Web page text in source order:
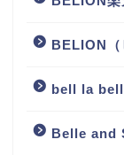
BELION（
bell la bell
Belle and